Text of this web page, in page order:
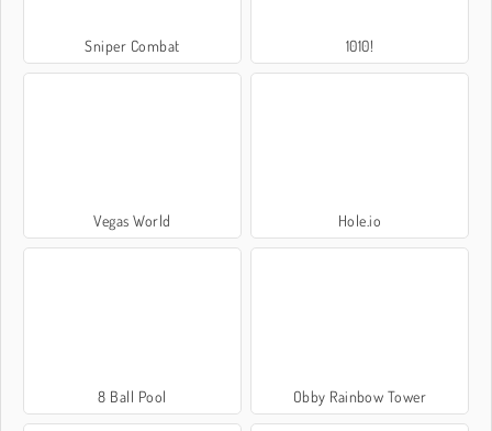
Sniper Combat 1010!
Vegas World Hole.io
8 Ball Pool Obby Rainbow Tower